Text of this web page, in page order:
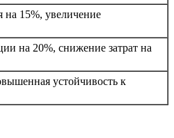
на 15%, увеличение
на 20%, снижение затрат на
устойчивость к